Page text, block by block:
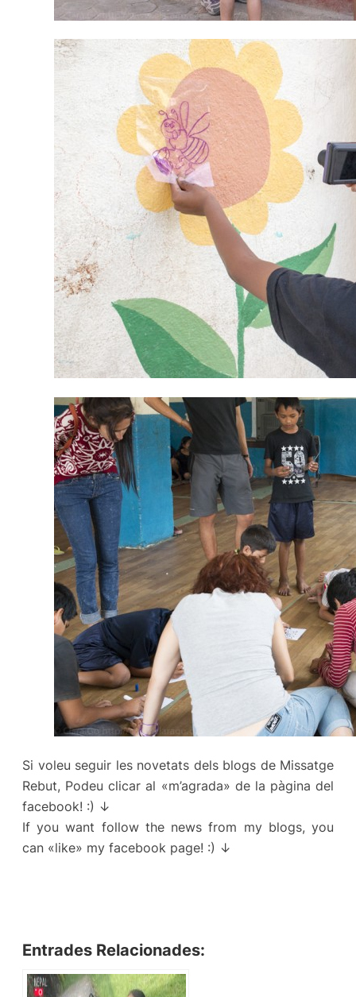
Si voleu seguir les novetats dels blogs de Missatge
Rebut, Podeu clicar al «m’agrada» de la pàgina del
facebook! :) ↓
If you want follow the news from my blogs, you
can «like» my facebook page! :) ↓
Entrades Relacionades: